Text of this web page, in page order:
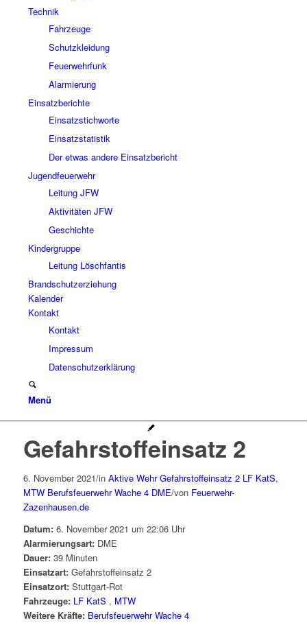
Technik
Fahrzeuge
Schutzkleidung
Feuerwehrfunk
Alarmierung
Einsatzberichte
Einsatzstichworte
Einsatzstatistik
Der etwas andere Einsatzbericht
Jugendfeuerwehr
Leitung JFW
Aktivitäten JFW
Geschichte
Kindergruppe
Leitung Löschfantis
Brandschutzerziehung
Kalender
Kontakt
Kontakt
Impressum
Datenschutzerklärung
Menü
Gefahrstoffeinsatz 2
6. November 2021/in Aktive Wehr Gefahrstoffeinsatz 2 LF KatS,
MTW Berufsfeuerwehr Wache 4 DME/von Feuerwehr-
Zazenhausen.de
Datum:6. November 2021 um 22:06 Uhr
Alarmierungsart:DME
Dauer:39 Minuten
Einsatzart:Gefahrstoffeinsatz 2
Einsatzort:Stuttgart-Rot
Fahrzeuge: LF KatS , MTW
Weitere Kräfte: Berufsfeuerwehr Wache 4